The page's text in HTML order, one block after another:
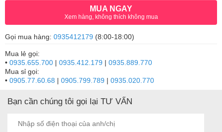
MUA NGAY
Xem hàng, không thích không mua
Gọi mua hàng: 0935412179 (8:00-18:00)
Mua lẻ gọi:
• 0935.655.700 | 0935.412.179 | 0935.889.770
Mua sỉ gọi:
• 0905.77.60.68 | 0905.799.789 | 0935.020.770
Bạn cần chúng tôi gọi lại TƯ VẤN